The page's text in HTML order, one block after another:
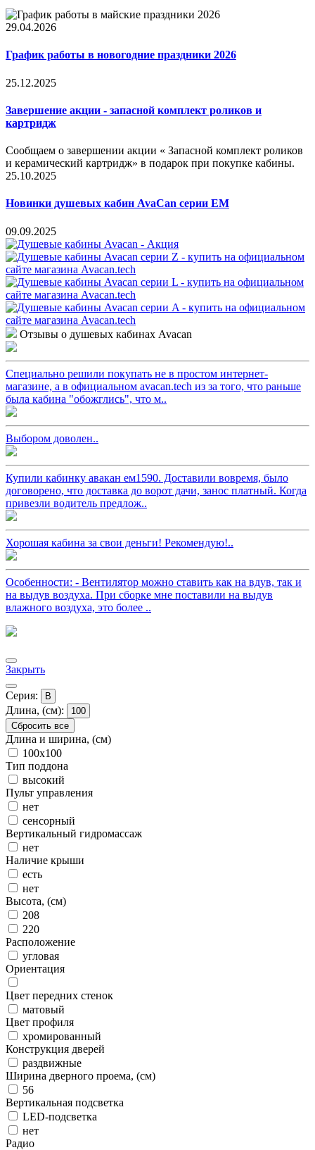
29.04.2026
График работы в новогодние праздники 2026
25.12.2025
Завершение акции - запасной комплект роликов и
картридж
Сообщаем о завершении акции « Запасной комплект роликов
и керамический картридж» в подарок при покупке кабины.
25.10.2025
Новинки душевых кабин AvaCan серии EM
09.09.2025
Отзывы о душевых кабинах Avacan
Специально решили покупать не в простом интернет-
магазине, а в официальном avacan.tech из за того, что раньше
была кабина "обожглись", что м..
Выбором доволен..
Купили кабинку авакан ем1590. Доставили вовремя, было
договорено, что доставка до ворот дачи, занос платный. Когда
привезли водитель предлож..
Хорошая кабина за свои деньги! Рекомендую!..
Особенности: - Вентилятор можно ставить как на вдув, так и
на выдув воздуха. При сборке мне поставили на выдув
влажного воздуха, это более ..
Закрыть
Серия: B
Длина, (см):
100
Сбросить все
Длина и ширина, (см)
100x100
Тип поддона
высокий
Пульт управления
нет
сенсорный
Вертикальный гидромассаж
нет
Наличие крыши
есть
нет
Высота, (см)
208
220
Расположение
угловая
Ориентация
Цвет передних стенок
матовый
Цвет профиля
хромированный
Конструкция дверей
раздвижные
Ширина дверного проема, (см)
56
Вертикальная подсветка
LED-подсветка
нет
Радио